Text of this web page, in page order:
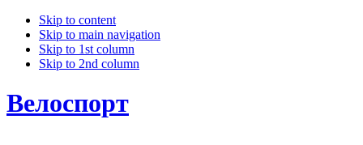
Skip to content
Skip to main navigation
Skip to 1st column
Skip to 2nd column
Велоспорт